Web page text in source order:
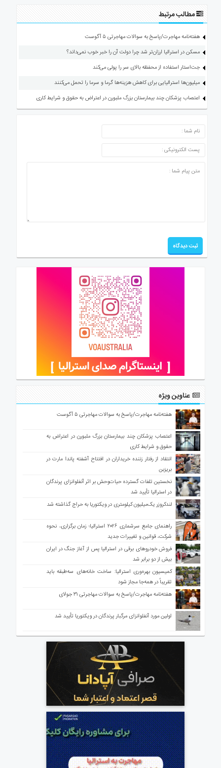
مطالب مرتبط
هفته‌نامه مهاجرت/پاسخ به سوالات مهاجرتی ۵ آگوست
مسکن در استرالیا ارزان‌تر شد چرا دولت آن را خبر خوب نمی‌داند؟
جت‌استار استفاده از محفظه بالای سر را پولی می‌کند
میلیون‌ها استرالیایی برای کاهش هزینه‌ها گرما و سرما را تحمل می‌کنند
اعتصاب پزشکان چند بیمارستان بزرگ ملبورن در اعتراض به حقوق و شرایط کاری
ارسال دیدگاه
عناوین ویژه
هفته‌نامه مهاجرت/پاسخ به سوالات مهاجرتی ۵ آگوست
اعتصاب پزشکان چند بیمارستان بزرگ ملبورن در اعتراض به
حقوق و شرایط کاری
انتقاد از رفتار زننده خریداران در افتتاح آشفته پاندا مارت در
بریزبن
نخستین تلفات گسترده حیات‌وحش بر اثر آنفلوانزای پرندگان
در استرالیا تأیید شد
لندکروزر یک‌میلیون کیلومتری در ویکتوریا به حراج گذاشته شد
راهنمای جامع سرشماری ۲۰۲۶ استرالیا؛ زمان برگزاری، نحوه
شرکت، قوانین و تغییرات جدید
فروش خودروهای برقی در استرالیا پس از آغاز جنگ در ایران
بیش از دو برابر شد
کمیسیون بهره‌وری استرالیا: ساخت خانه‌های سه‌طبقه باید
تقریباً در همه‌جا مجاز شود
هفته‌نامه مهاجرت/پاسخ به سوالات مهاجرتی ۳۱ جولای
اولین مورد آنفلوانزای مرگبار پرندگان در ویکتوریا تأیید شد